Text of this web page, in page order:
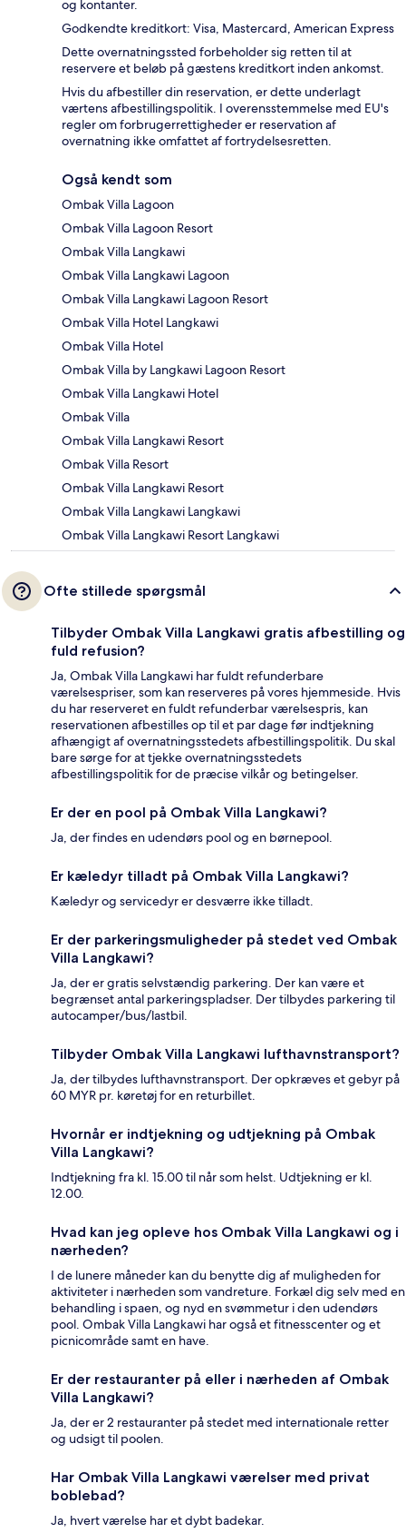
og kontanter.
Godkendte kreditkort: Visa, Mastercard, American Express
Dette overnatningssted forbeholder sig retten til at
reservere et beløb på gæstens kreditkort inden ankomst.
Hvis du afbestiller din reservation, er dette underlagt
værtens afbestillingspolitik. I overensstemmelse med EU's
regler om forbrugerrettigheder er reservation af
overnatning ikke omfattet af fortrydelsesretten.
Også kendt som
Ombak Villa Lagoon
Ombak Villa Lagoon Resort
Ombak Villa Langkawi
Ombak Villa Langkawi Lagoon
Ombak Villa Langkawi Lagoon Resort
Ombak Villa Hotel Langkawi
Ombak Villa Hotel
Ombak Villa by Langkawi Lagoon Resort
Ombak Villa Langkawi Hotel
Ombak Villa
Ombak Villa Langkawi Resort
Ombak Villa Resort
Ombak Villa Langkawi Resort
Ombak Villa Langkawi Langkawi
Ombak Villa Langkawi Resort Langkawi
Ofte stillede spørgsmål
Tilbyder Ombak Villa Langkawi gratis afbestilling og
fuld refusion?
Ja, Ombak Villa Langkawi har fuldt refunderbare
værelsespriser, som kan reserveres på vores hjemmeside. Hvis
du har reserveret en fuldt refunderbar værelsespris, kan
reservationen afbestilles op til et par dage før indtjekning
afhængigt af overnatningsstedets afbestillingspolitik. Du skal
bare sørge for at tjekke overnatningsstedets
afbestillingspolitik for de præcise vilkår og betingelser.
Er der en pool på Ombak Villa Langkawi?
Ja, der findes en udendørs pool og en børnepool.
Er kæledyr tilladt på Ombak Villa Langkawi?
Kæledyr og servicedyr er desværre ikke tilladt.
Er der parkeringsmuligheder på stedet ved Ombak
Villa Langkawi?
Ja, der er gratis selvstændig parkering. Der kan være et
begrænset antal parkeringspladser. Der tilbydes parkering til
autocamper/bus/lastbil.
Tilbyder Ombak Villa Langkawi lufthavnstransport?
Ja, der tilbydes lufthavnstransport. Der opkræves et gebyr på
60 MYR pr. køretøj for en returbillet.
Hvornår er indtjekning og udtjekning på Ombak
Villa Langkawi?
Indtjekning fra kl. 15.00 til når som helst. Udtjekning er kl.
12.00.
Hvad kan jeg opleve hos Ombak Villa Langkawi og i
nærheden?
I de lunere måneder kan du benytte dig af muligheden for
aktiviteter i nærheden som vandreture. Forkæl dig selv med en
behandling i spaen, og nyd en svømmetur i den udendørs
pool. Ombak Villa Langkawi har også et fitnesscenter og et
picnicområde samt en have.
Er der restauranter på eller i nærheden af Ombak
Villa Langkawi?
Ja, der er 2 restauranter på stedet med internationale retter
og udsigt til poolen.
Har Ombak Villa Langkawi værelser med privat
boblebad?
Ja, hvert værelse har et dybt badekar.